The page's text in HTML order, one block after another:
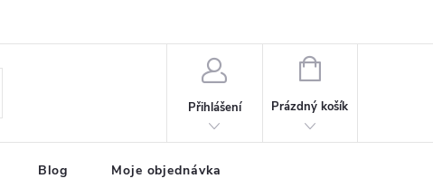
Přihlášení
NÁKUPNÍ
Prázdný košík
Blog Moje objednávka